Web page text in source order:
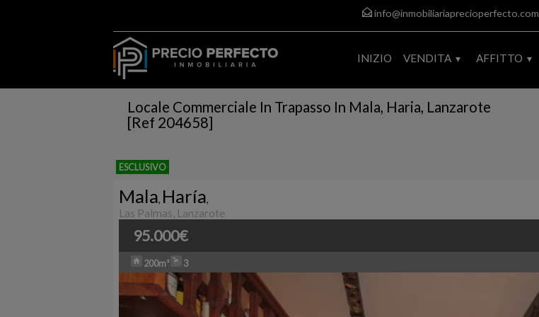
info@inmobiliariaprecioperfecto.com
INIZIO VENDITA AFFITTO
Locale Commerciale In Trapasso In Mala, Haria, Lanzarote
[Ref 204658]
ESCLUSIVO
Mala, Haría,
Las Palmas, Lanzarote
95.000€
200m² 3